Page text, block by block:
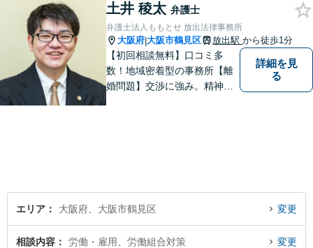
にご相談ください。【労災事
故：9年前の事故でも数千万円
の賠償を獲得】
土井 稜太 弁護士
弁護士法人ももとせ 放出法律事務所
大阪府|大阪市鶴見区 放出駅 から徒歩1分
【初回相談無料】口コミ多
数！地域密着型の事務所【離
婚問題】交渉に強み。精神的
詳細を見
る
エリア 大阪府、大阪市鶴見区 変更
相談内容 労働・雇用、労働組合対策 変更